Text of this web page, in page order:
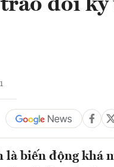
đổi kỳ
là biến động khá